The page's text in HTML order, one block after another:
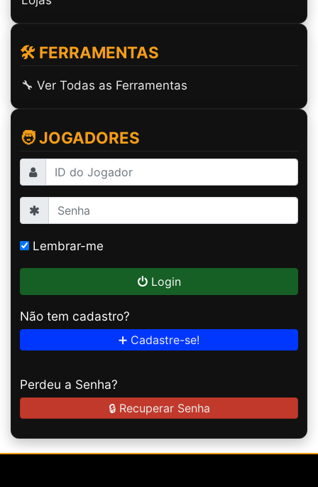
🛠️ FERRAMENTAS
🔧 Ver Todas as Ferramentas
🧑 JOGADORES
Lembrar-me
Login
Não tem cadastro?
➕ Cadastre-se!
Perdeu a Senha?
🔒 Recuperar Senha